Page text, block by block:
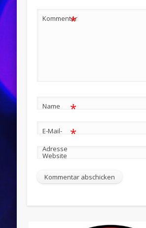
Kommentar
*
Name *
E-Mail-
Adresse
*
Website